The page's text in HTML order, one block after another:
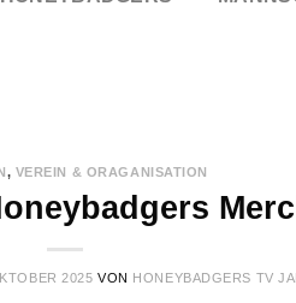
, VEREIN & ORAGANISATION
2025 VON HONEYBADGERS TV